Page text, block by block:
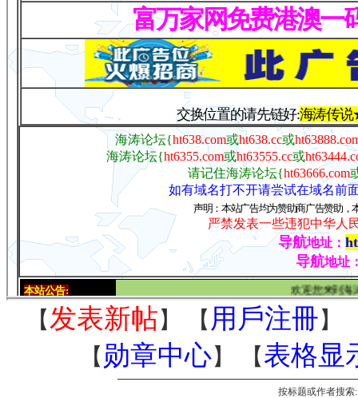
【发表新帖】 【 用戶注冊】
【 勋章中心】 【表格显
按标题或作者搜